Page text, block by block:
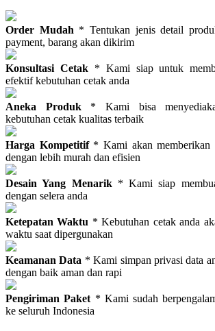
Order Mudah * Tentukan jenis detail
payment, barang akan dikirim
Konsultasi Cetak* Kami siap untuk
efektif kebutuhan cetak anda
Aneka Produk * Kami bisa
kebutuhan cetak kualitas terbaik
Harga Kompetitif* Kami akan memberikan
dengan lebih murah dan efisien
Desain Yang Menarik* Kami siap
dengan selera anda
Ketepatan Waktu * Kebutuhan cetak anda
waktu saat dipergunakan
Keamanan Data * Kami simpan privasi data
dengan baik aman dan rapi
Pengiriman Paket * Kami sudah
ke seluruh Indonesia